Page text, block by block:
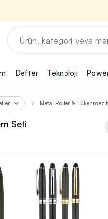
baskı yönü ve
teklif adımına
tercihlerine
Defter Teknoloji
Metal Roller & Tükenmez
Seti